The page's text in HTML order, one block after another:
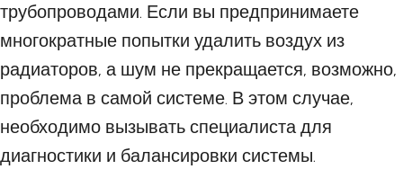
трубопроводами. Если вы предпринимаете
многократные попытки удалить воздух из
радиаторов, а шум не прекращается, возможно,
проблема в самой системе. В этом случае,
необходимо вызывать специалиста для
диагностики и балансировки системы.